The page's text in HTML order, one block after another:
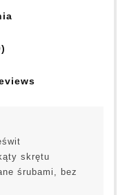
skrętu
śrubami, bez